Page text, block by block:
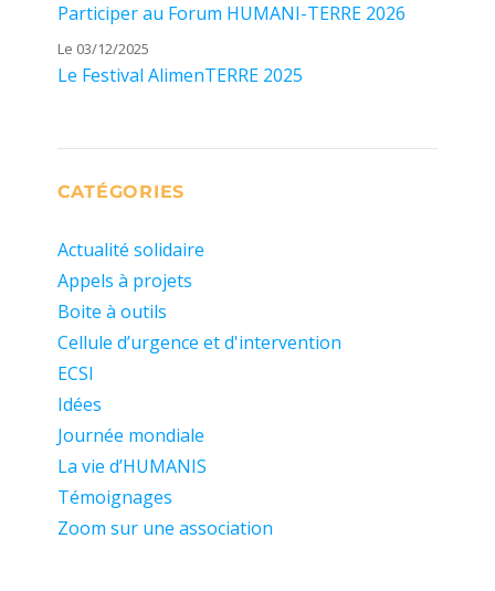
Participer au Forum HUMANI-TERRE 2026
Le 03/12/2025
Le Festival AlimenTERRE 2025
CATÉGORIES
Actualité solidaire
Appels à projets
Boite à outils
Cellule d’urgence et d'intervention
ECSI
Idées
Journée mondiale
La vie d’HUMANIS
Témoignages
Zoom sur une association